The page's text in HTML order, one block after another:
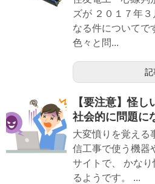
ズが ２０１７年
なる件についてで
色々と問...
記
【要注意】怪
社会的に問題に
大変憤りを覚える
信工事で使う機器
サイトで、 かな
るようです。 ...